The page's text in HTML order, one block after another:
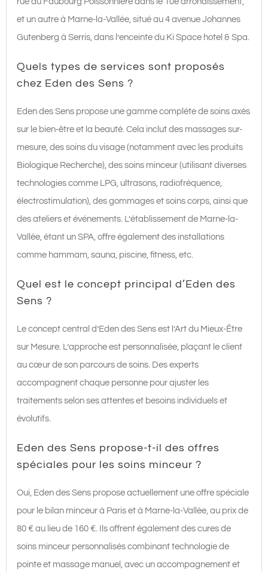
et un autre à Marne-la-Vallée, situé au 4 avenue Johannes
Gutenberg à Serris, dans l’enceinte du Ki Space hotel & Spa.
Quels types de services sont proposés
chez Eden des Sens ?
Eden des Sens propose une gamme complète de soins axés
sur le bien-être et la beauté. Cela inclut des massages sur-
mesure, des soins du visage (notamment avec les produits
Biologique Recherche), des soins minceur (utilisant diverses
technologies comme LPG, ultrasons, radiofréquence,
électrostimulation), des gommages et soins corps, ainsi que
des ateliers et événements. L’établissement de Marne-la-
Vallée, étant un SPA, offre également des installations
comme hammam, sauna, piscine, fitness, etc.
Quel est le concept principal d’Eden des
Sens ?
Le concept central d’Eden des Sens est l’Art du Mieux-Être
sur Mesure. L’approche est personnalisée, plaçant le client
au cœur de son parcours de soins. Des experts
accompagnent chaque personne pour ajuster les
traitements selon ses attentes et besoins individuels et
évolutifs.
Eden des Sens propose-t-il des offres
spéciales pour les soins minceur ?
Oui, Eden des Sens propose actuellement une offre spéciale
pour le bilan minceur à Paris et à Marne-la-Vallée, au prix de
80 € au lieu de 160 €. Ils offrent également des cures de
soins minceur personnalisés combinant technologie de
pointe et massage manuel, avec un accompagnement et